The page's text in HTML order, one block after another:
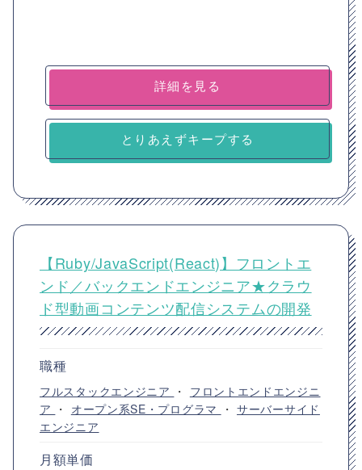
詳細を見る
とりあえずキープする
【Ruby/JavaScript(React)】フロントエ
ンド／バックエンドエンジニア★クラウ
ド型動画コンテンツ配信システムの開発
職種
フルスタックエンジニア ・ フロントエンドエンジニ
ア ・ オープン系SE・プログラマ ・サーバーサイド
エンジニア
月額単価